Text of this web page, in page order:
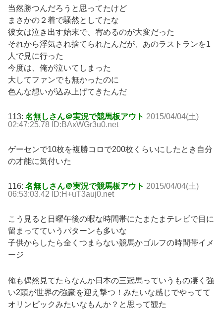
当然勝つんだろうと思ってたけど
まさかの２着で騒然としてたな
彼女は泣き出す始末で、宥めるのが大変だった
それから浮気され捨てられたんだが、あのラストランを1
人で見に行った
今度は、俺が泣いてしまった
大してファンでも無かったのに
色んな想いが込み上げてきたんだ
113: 名無しさん＠実況で競馬板アウト 2015/04/04(土)
02:47:25.78 ID:BAxWGr3u0.net
ゲーセンで10枚を複勝コロで200枚くらいにしたとき自分
の才能に気付いた
116: 名無しさん＠実況で競馬板アウト 2015/04/04(土)
06:53:03.42 ID:H+uT3auj0.net
こう見ると日曜午後の暇な時間帯にたまたまテレビで目に
留まってていうパターンも多いな
子供からしたら全くつまらない競馬かゴルフの時間帯イメ
ージ
俺も偶然見てたらなんか日本の三冠馬っていうもの凄く強
い2頭が世界の強豪を迎え撃つ！みたいな感じでやってて
オリンピックみたいなもんか？と思って観た